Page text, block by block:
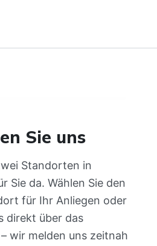
Sie uns
Standorten in
Sie da. Wählen Sie den
für Ihr Anliegen oder
direkt über das
wir melden uns zeitnah